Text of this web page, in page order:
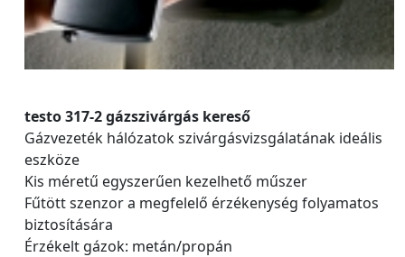
testo 317-2 gázszivárgás kereső
Gázvezeték hálózatok szivárgásvizsgálatának ideális
eszköze
Kis méretű egyszerűen kezelhető műszer
Fűtött szenzor a megfelelő érzékenység folyamatos
biztosítására
Érzékelt gázok: metán/propán